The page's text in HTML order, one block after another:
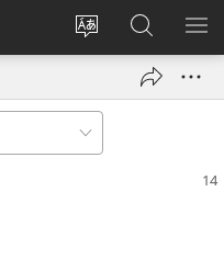
Ilisi
pinulongan
sa
site
Log
ug
Pangitaa
sa
JW.ORG